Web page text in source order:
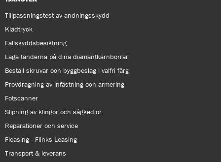
Tillpassningstest av andningsskydd
Klädtryck
Fallskyddsbesiktning
Laga tänderna på dina diamantkärnborrar
Beställ skruvar och byggbeslag i valfri färg
Provdragning av infästning och armering
Fotscanner
Slipning av klingor och sågkedjor
Reparationer och service
Fleasing - Flinks Leasing
Transport & leverans